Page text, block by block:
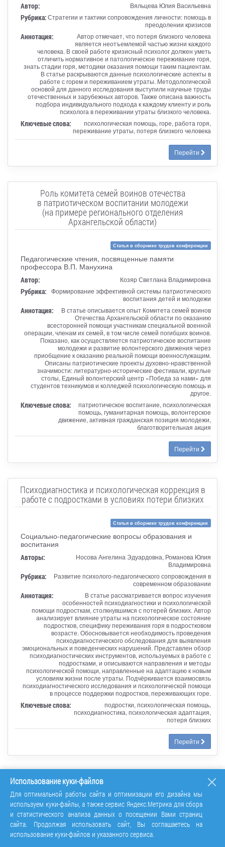
Автор: Вяльцева Юлия Васильевна
Рубрика:Стратегии и тактики сопровождения личности: помощь в
преодолении кризисов
Аннотация:
Автор отмечает, что потеря близкого человека
является неотъемлемой частью жизни каждого
человека. В своей работе кризисный психолог должен уметь
отличить нормативное и патологическое переживание горя,
знать стадии горя, методики оказания помощи таким пациентам.
В статье раскрываются данные психологические аспекты в
работе с горем и переживанием утраты. Методологической
основой для данного исследования выступили научные труды
отечественных и зарубежных авторов. Также описана важность
подбора индивидуального подхода к каждому клиенту и роль
психолога в переживании утраты близкого человека.
Ключевые слова:
психологическая помощь, горе, работа горя,
переживание утраты, потеря близкого человека
Перейти
Роль комитета семей воинов отечества
в патриотическом воспитании молодежи
(на примере регионального отделения
Архангельской области)
Статья в сборнике трудов конференции
Педагогические чтения, посвященные памяти
профессора В.П. Манухина
Автор: Козяр Светлана Владимировна
Рубрика: Формирование эффективной системы патриотического
воспитания детей и молодежи
Аннотация:
В статье описывается опыт Комитета семей воинов
Отечества Архангельской области по оказанию
всесторонней помощи участникам специальной военной
операции, членам их семей, в том числе семей погибших воинов.
Показано, как осуществляется патриотическое воспитание
молодежи и развитие волонтерского движения через
приобщение к оказанию реальной помощи военнослужащим.
Описаны патриотические проекты духовно-нравственной
значимости: литературно-исторические фестивали, круглые
столы, Единый волонтерский центр «Победа за нами» для
студентов техникумов и колледжей психологическую помощь и
другое.
Ключевые слова:
патриотическое воспитание, психологическая
помощь, гуманитарная помощь, волонтерское
движение, активная гражданская позиция молодежи,
благотворительная акция
Перейти
Психодиагностика и психологическая коррекция в
работе с подростками в условиях потери близких
Статья в сборнике трудов конференции
Социально-педагогические вопросы образования и
воспитания
Авторы:
Носова Ангелина Эдуардовна, Романова Юлия
Владимировна
Рубрика:
Развитие психолого-педагогического сопровождения в
современном образовании
Аннотация:
В статье рассматривается вопрос изучения
особенностей психодиагностики и психологической
помощи подросткам, столкнувшимся с потерей близких. Автор
анализирует влияние утраты на психологическое состояние
подростков, специфику переживания горя в подростковом
возрасте. Обосновывается необходимость проведения
психодиагностического обследования для выявления
эмоциональных и поведенческих нарушений. Представлен обзор
психодиагностических инструментов, используемых в работе с
подростками, и описываются направления и методы
психологической помощи, направленные на адаптацию к новым
условиям жизни после утраты. Подчёркивается взаимосвязь
психодиагностического исследования и психологической помощи
в процессе поддержки подростков, переживающих горе.
Ключевые слова:
подростки, психологическая помощь,
психодиагностика, психологическая адаптация,
потеря близких
Перейти
Социально-психологические способы
противодействия семейной агрессии в отношении
женщин
Статья в сборнике трудов конференции
Социально-психологические проблемы современной
Использование куки-файлов
Для оптимальной работы сайта и оптимизации его дизайна мы
используем куки-файлы, а также сервис Яндекс.Метрика для сбора
и статистического анализа данных о посещении Вами страниц
сайта. Продолжая использовать сайт, Вы соглашаетесь на
использование куки-файлов и указанного сервиса.